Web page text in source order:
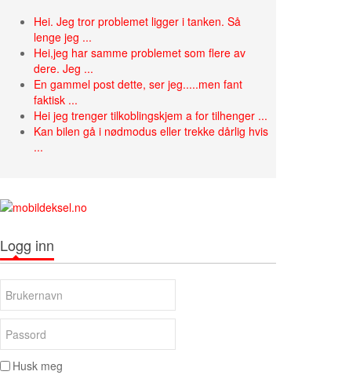
Hei. Jeg tror problemet ligger i tanken. Så
lenge jeg ...
Hei,jeg har samme problemet som flere av
dere. Jeg ...
En gammel post dette, ser jeg.....men fant
faktisk ...
Hei jeg trenger tilkoblingskjem a for tilhenger ...
Kan bilen gå i nødmodus eller trekke dårlig hvis
...
Logg inn
Husk meg